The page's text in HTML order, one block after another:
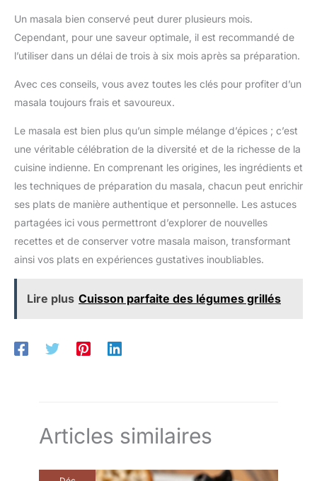
Un masala bien conservé peut durer plusieurs mois.
Cependant, pour une saveur optimale, il est recommandé de
l’utiliser dans un délai de trois à six mois après sa préparation.
Avec ces conseils, vous avez toutes les clés pour profiter d’un
masala toujours frais et savoureux.
Le masala est bien plus qu’un simple mélange d’épices ; c’est
une véritable célébration de la diversité et de la richesse de la
cuisine indienne. En comprenant les origines, les ingrédients et
les techniques de préparation du masala, chacun peut enrichir
ses plats de manière authentique et personnelle. Les astuces
partagées ici vous permettront d’explorer de nouvelles
recettes et de conserver votre masala maison, transformant
ainsi vos plats en expériences gustatives inoubliables.
Lire plus Cuisson parfaite des légumes grillés
Articles similaires